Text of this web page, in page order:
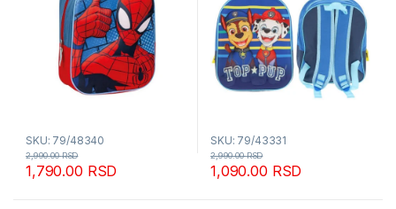
SKU: 79/48340
1,790.00 RSD
2,990.00RSD
SKU: 79/43331
1,090.00 RSD
2,990.00RSD